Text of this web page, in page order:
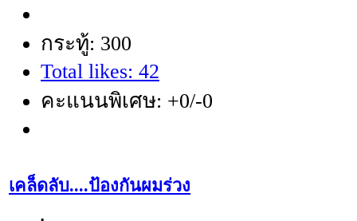
กระทู้: 300
Total likes: 42
คะแนนพิเศษ: +0/-0
เคล็ดลับ....ป้องกันผมร่วง